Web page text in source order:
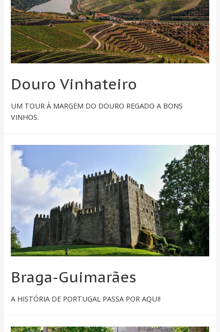
Douro Vinhateiro
UM TOUR À MARGEM DO DOURO REGADO A BONS
VINHOS.
Braga-Guimarães
A HISTÓRIA DE PORTUGAL PASSA POR AQUI!